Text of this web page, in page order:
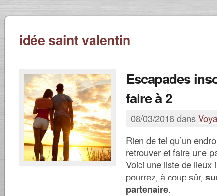
idée saint valentin
Escapades
faire à 2
08/03/2016 dans
Rien de tel qu’un
retrouver et faire une
Voici une liste de lieux
pourrez, à coup sûr,
partenaire.